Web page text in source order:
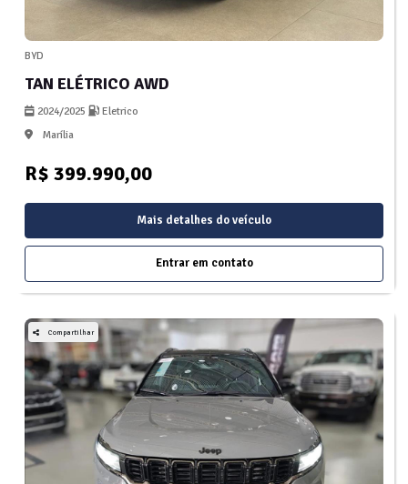
BYD
TAN ELÉTRICO AWD
2024/2025
Eletrico
Marília
R$ 399.990,00
Mais detalhes do veículo
Entrar em contato
Compartilhar